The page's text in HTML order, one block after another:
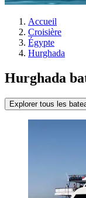
Accueil
Croisière
Égypte
Hurghada
Hurghada
Explorer tous les